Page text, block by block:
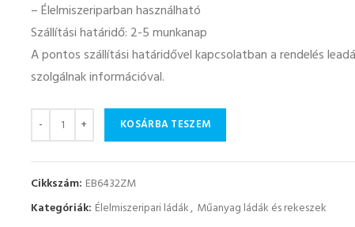
– Élelmiszeriparban használható
Szállítási határidő: 2-5 munkanap
A pontos szállítási határidővel kapcsolatban a rendelés
szolgálnak információval.
Mennyiség KOSÁRBA TESZEM
Cikkszám: EB6432ZM
Kategóriák: Élelmiszeripari ládák, Műanyag ládák és rekeszek